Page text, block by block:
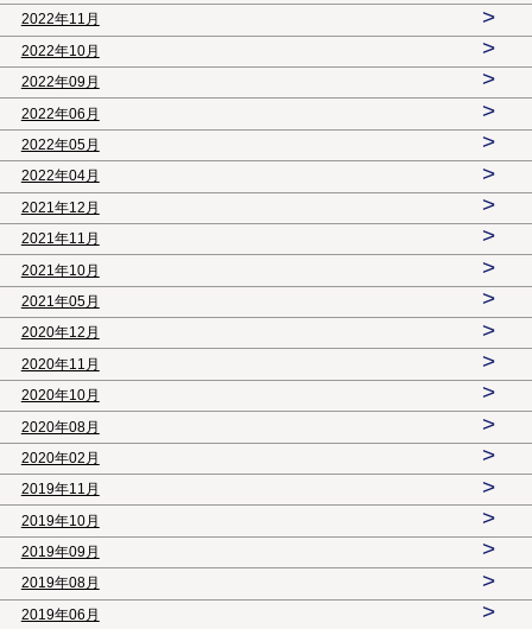
2022年11月 >
2022年10月 >
2022年09月 >
2022年06月 >
2022年05月 >
2022年04月 >
2021年12月 >
2021年11月 >
2021年10月 >
2021年05月 >
2020年12月 >
2020年11月 >
2020年10月 >
2020年08月 >
2020年02月 >
2019年11月 >
2019年10月 >
2019年09月 >
2019年08月 >
2019年06月 >